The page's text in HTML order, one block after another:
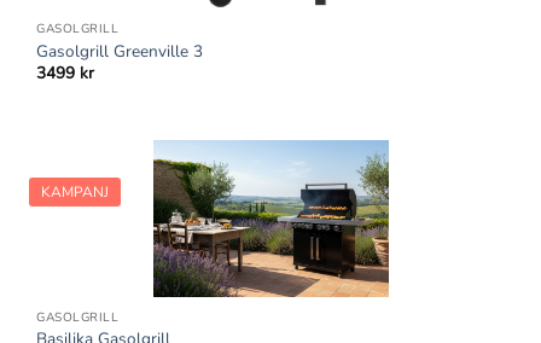
GASOLGRILL
Gasolgrill Greenville 3
3499 kr
KAMPANJ
GASOLGRILL